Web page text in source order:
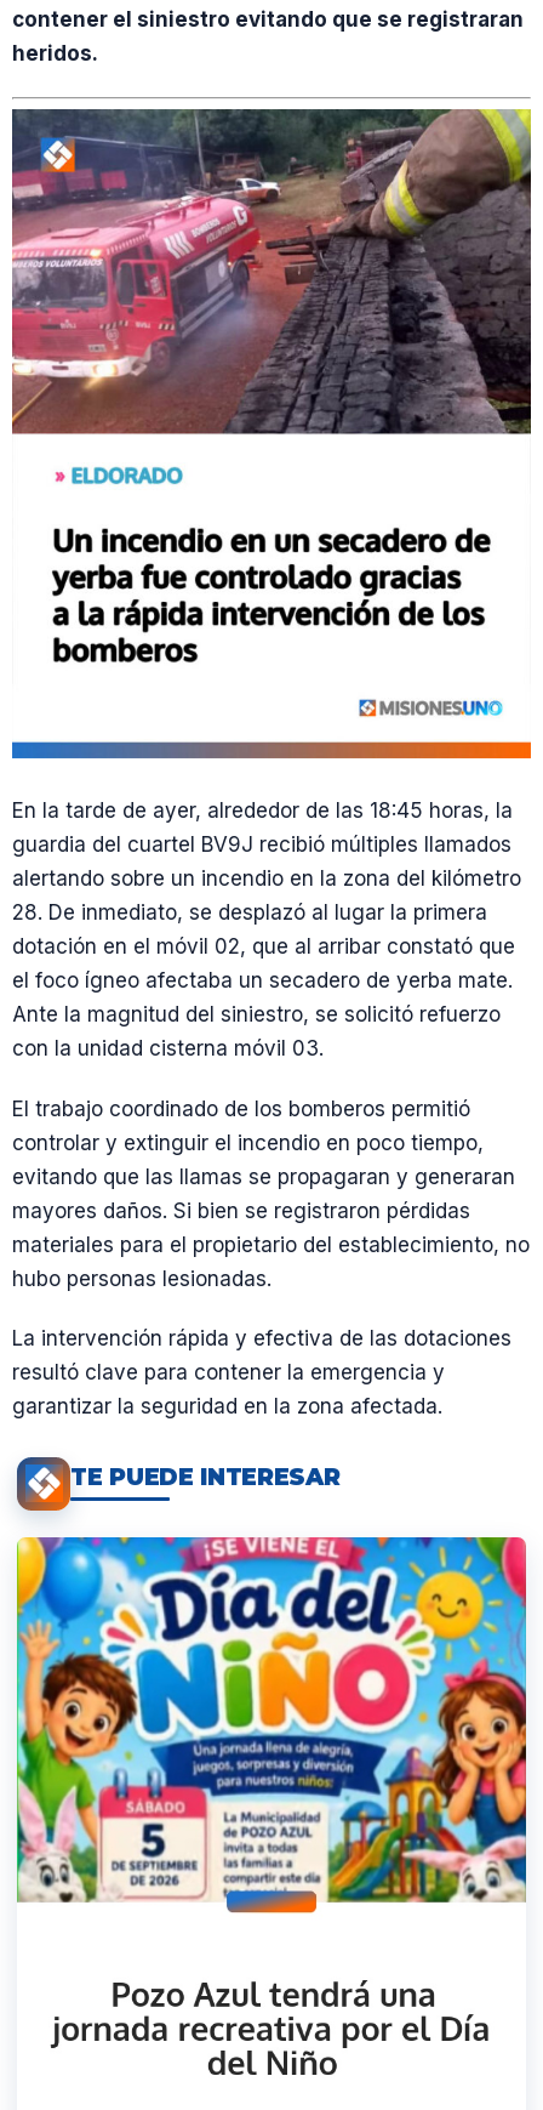
contener el siniestro evitando que se registraran
heridos.
En la tarde de ayer, alrededor de las 18:45 horas, la
guardia del cuartel BV9J recibió múltiples llamados
alertando sobre un incendio en la zona del kilómetro
28. De inmediato, se desplazó al lugar la primera
dotación en el móvil 02, que al arribar constató que
el foco ígneo afectaba un secadero de yerba mate.
Ante la magnitud del siniestro, se solicitó refuerzo
con la unidad cisterna móvil 03.
El trabajo coordinado de los bomberos permitió
controlar y extinguir el incendio en poco tiempo,
evitando que las llamas se propagaran y generaran
mayores daños. Si bien se registraron pérdidas
materiales para el propietario del establecimiento, no
hubo personas lesionadas.
La intervención rápida y efectiva de las dotaciones
resultó clave para contener la emergencia y
garantizar la seguridad en la zona afectada.
TE PUEDE INTERESAR